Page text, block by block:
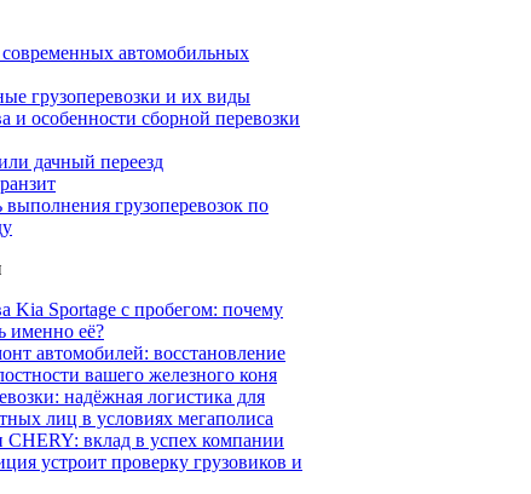
автомобильных
грузоперевозки и их виды
и особенности сборной перевозки
дачный переезд
выполнения грузоперевозок по
Kia Sportage с пробегом: почему
именно её?
автомобилей: восстановление
вашего железного коня
надёжная логистика для
лиц в условиях мегаполиса
CHERY: вклад в успех компании
устроит проверку грузовиков и